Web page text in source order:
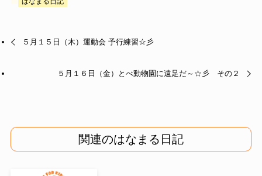
５月１５日（木）運動会 予行練習☆彡
５月１６日（金）とべ動物園に遠足だ～☆彡 その２
関連のはなまる日記